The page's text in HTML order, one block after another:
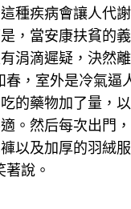
種疾病會讓人代
，當安康扶貧的
涓滴遲疑，決然
春，室外是冷氣逼
的藥物加了量，
。然后每次出門
以及加厚的羽絨
著說。